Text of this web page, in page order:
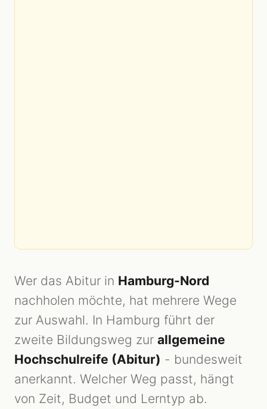
Wer das Abitur in Hamburg-Nord
nachholen möchte, hat mehrere Wege
zur Auswahl. In Hamburg führt der
zweite Bildungsweg zur allgemeine
Hochschulreife (Abitur) - bundesweit
anerkannt. Welcher Weg passt, hängt
von Zeit, Budget und Lerntyp ab.